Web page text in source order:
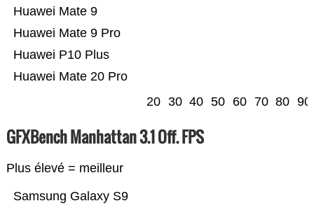
Huawei Mate 20 Pro
Huawei P10 Plus
Huawei Mate 9 Pro
Huawei Mate 9
20 30 40 50 60 70 80 90
GFXBench Manhattan 3.1 Off. FPS
Plus élevé = meilleur
Samsung Galaxy S9